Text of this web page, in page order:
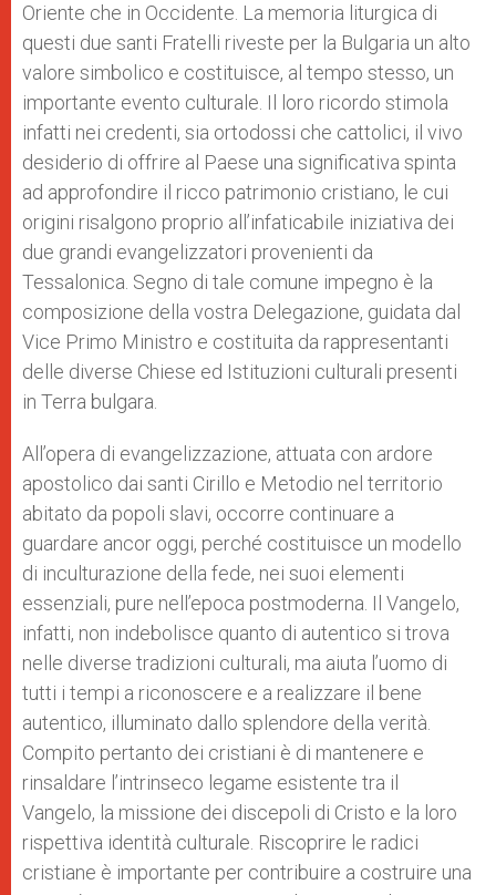
Oriente che in Occidente. La memoria liturgica di
questi due santi Fratelli riveste per la Bulgaria un alto
valore simbolico e costituisce, al tempo stesso, un
importante evento culturale. Il loro ricordo stimola
infatti nei credenti, sia ortodossi che cattolici, il vivo
desiderio di offrire al Paese una significativa spinta
ad approfondire il ricco patrimonio cristiano, le cui
origini risalgono proprio all’infaticabile iniziativa dei
due grandi evangelizzatori provenienti da
Tessalonica. Segno di tale comune impegno è la
composizione della vostra Delegazione, guidata dal
Vice Primo Ministro e costituita da rappresentanti
delle diverse Chiese ed Istituzioni culturali presenti
in Terra bulgara.
All’opera di evangelizzazione, attuata con ardore
apostolico dai santi Cirillo e Metodio nel territorio
abitato da popoli slavi, occorre continuare a
guardare ancor oggi, perché costituisce un modello
di inculturazione della fede, nei suoi elementi
essenziali, pure nell’epoca postmoderna. Il Vangelo,
infatti, non indebolisce quanto di autentico si trova
nelle diverse tradizioni culturali, ma aiuta l’uomo di
tutti i tempi a riconoscere e a realizzare il bene
autentico, illuminato dallo splendore della verità.
Compito pertanto dei cristiani è di mantenere e
rinsaldare l’intrinseco legame esistente tra il
Vangelo, la missione dei discepoli di Cristo e la loro
rispettiva identità culturale. Riscoprire le radici
cristiane è importante per contribuire a costruire una